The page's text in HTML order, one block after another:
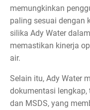
memungkinkan
paling sesuai dengan
silika Ady Water
memastikan kinerja
air.
Selain itu, Ady Water
dokumentasi
dan MSDS, yang